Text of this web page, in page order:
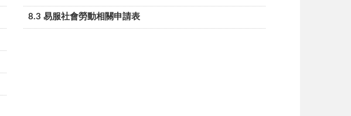
8.3 易服社會勞動相關申請表